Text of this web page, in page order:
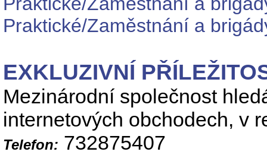
Praktické/Zaměstnání a
EXKLUZIVNÍ
Mezinárodní společnost
internetových obchodech, v
Telefon: 732875407